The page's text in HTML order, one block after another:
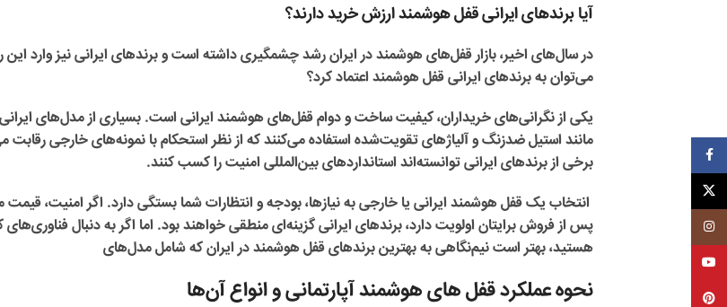
آیا برندهای ایرانی قفل هوشمند ارزش خرید دارند؟
در سال‌های اخیر، بازار قفل‌های هوشمند در ایران رشد چشمگیری داشته است و برندهای ایرانی نیز وارد این
می‌توان به برندهای ایرانی قفل هوشمند اعتماد کرد؟
یکی از نگرانی‌های خریداران، کیفیت ساخت و دوام قفل‌های هوشمند ایرانی است. بسیاری از مدل‌های ایرانی
مانند استیل ضدزنگ و آلیاژهای تقویت‌شده استفاده می‌کنند که از نظر استحکام با نمونه‌های خارجی رقابت
برخی از برندهای ایرانی توانسته‌اند استانداردهای بین‌المللی امنیت را کسب کنند.
انتخاب یک قفل هوشمند ایرانی یا خارجی به نیازها، بودجه و انتظارات شما بستگی دارد. اگر امنیت،
پس از فروش برایتان اولویت دارد، برندهای ایرانی گزینه‌ای منطقی خواهند بود. اما اگر به دنبال فناوری‌های
هستید، بهتر است نیم‌نگاهی به بهترین برندهای قفل هوشمند در ایران که شامل مدل‌های
نحوه عملکرد قفل های هوشمند آپارتمانی و انواع آن‌ها